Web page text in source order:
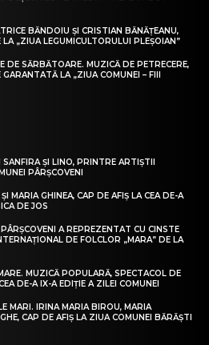
BĂNDOIU ȘI CRISTIAN BĂNĂȚEANU,
„ZIUA LEGUMICULTORULUI PLEȘOIAN”
DE SĂRBĂTOARE. MUZICĂ DE PETRECERE,
LA „ZIUA COMUNEI – FIII
ȘI LINO, PRINTRE ARTIȘTII
PÂRȘCOVENI
MARIA GHINEA, CAP DE AFIȘ LA CEA DE-A
DE JOS
A REPREZENTAT CU CINSTE
DE FOLCLOR „MARA” DE LA
MUZICĂ POPULARĂ, SPECTACOL DE
DE-A IX-A EDIȚIE A ZILEI COMUNEI
MARI. IRINA MARIA BIROU, MARIA
CAP DE AFIȘ LA ZIUA COMUNEI BĂRĂȘTI